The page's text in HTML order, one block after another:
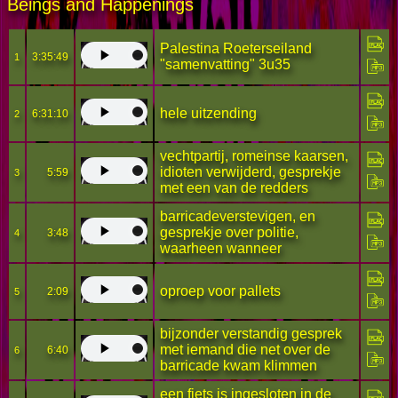
Beings and Happenings
1 3:35:49
Palestina Roeterseiland
"samenvatting" 3u35
2 6:31:10 hele uitzending
3 5:59
vechtpartij, romeinse kaarsen,
idioten verwijderd, gesprekje
met een van de redders
4 3:48
barricadeverstevigen, en
gesprekje over politie,
waarheen wanneer
5 2:09 oproep voor pallets
6 6:40
bijzonder verstandig gesprek
met iemand die net over de
barricade kwam klimmen
een fiets is ingesloten in de